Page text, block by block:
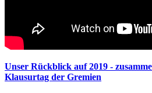
Unser Rückblick auf 2019 -
Klausurtag der Gremien